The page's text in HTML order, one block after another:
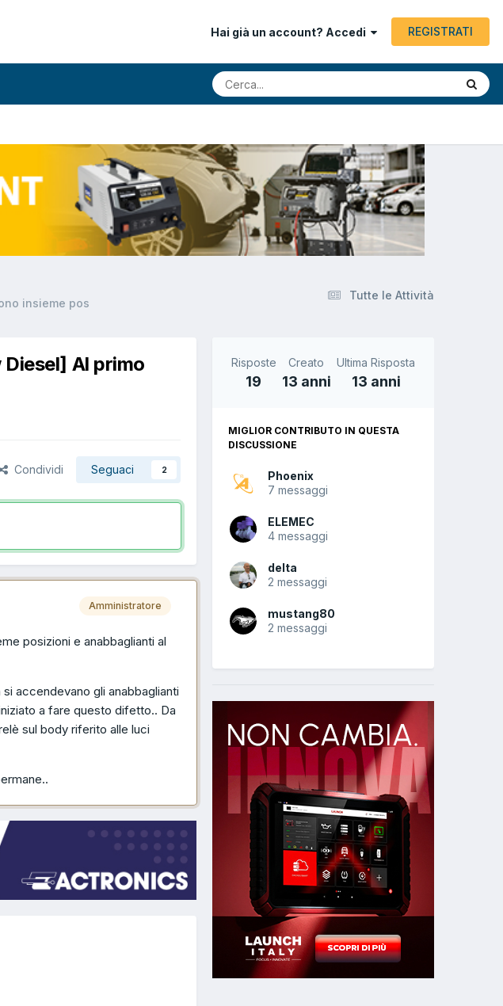
Hai già un account? Accedi REGISTRATI
Tutte le Attività
insieme pos
Al primo
Condividi Seguaci 2
Amministratore
posizioni e anabbaglianti al
accendevano gli anabbaglianti
a fare questo difetto.. Da
sul body riferito alle luci
Risposte
19
Creato
13 anni
Ultima Risposta
13 anni
MIGLIOR CONTRIBUTO IN QUESTA
DISCUSSIONE
Phoenix
7 messaggi
ELEMEC
4 messaggi
delta
2 messaggi
mustang80
2 messaggi